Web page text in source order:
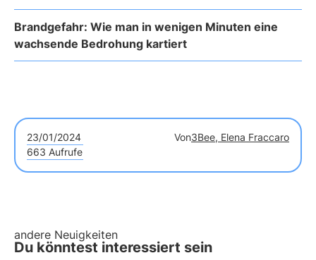
Brandgefahr: Wie man in wenigen Minuten eine
wachsende Bedrohung kartiert
23/01/2024 Von3Bee, Elena Fraccaro
663 Aufrufe
andere Neuigkeiten
Du könntest interessiert sein